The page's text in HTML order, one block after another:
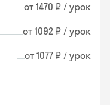
от 1470 ₽ / урок
от 1092 ₽ / урок
от 1077 ₽ / урок